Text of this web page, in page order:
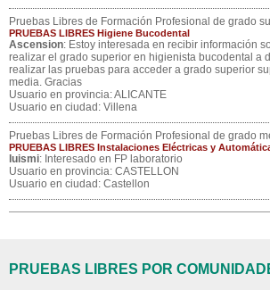
Pruebas Libres de Formación Profesional de grado
PRUEBAS LIBRES Higiene Bucodental
Ascension: Estoy interesada en recibir información
realizar el grado superior en higienista bucodental a
realizar las pruebas para acceder a grado superior
media. Gracias
Usuario en provincia: ALICANTE
Usuario en ciudad: Villena
Pruebas Libres de Formación Profesional de grado
PRUEBAS LIBRES Instalaciones Eléctricas y
luismi: Interesado en FP laboratorio
Usuario en provincia: CASTELLON
Usuario en ciudad: Castellon
PRUEBAS LIBRES POR